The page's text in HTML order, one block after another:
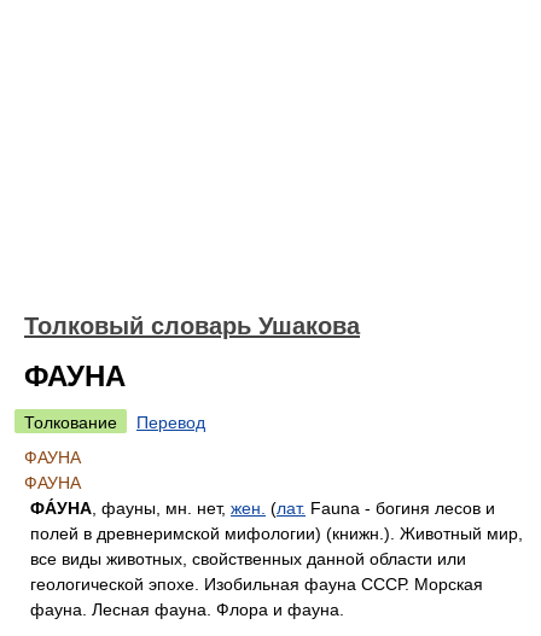
Толковый словарь Ушакова
ФАУНА
Толкование
Перевод
ФАУНА
ФАУНА
ФА́УНА , фауны, мн. нет, жен. (лат. Fauna - богиня лесов и
полей в древнеримской мифологии) (книжн.). Животный мир,
все виды животных, свойственных данной области или
геологической эпохе. Изобильная фауна СССР. Морская
фауна. Лесная фауна. Флора и фауна.